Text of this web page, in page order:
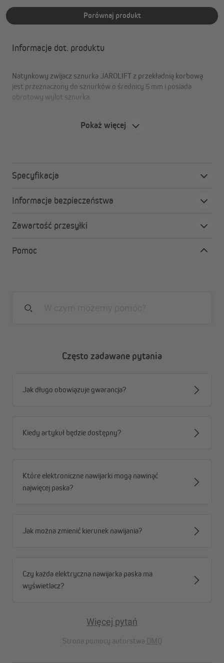
Porównaj produkt
Informacje dot. produktu
Natynkowy zwijacz sznurka JAROLIFT z przekładnią korbową
jest przeznaczony do sznurków o średnicy 5 mm i posiada
obrotowy wylot sznurka.
Pokaż więcej
Specyfikacja
Informacje bezpieczeństwa
Zawartość przesyłki
Pomoc
Często zadawane pytania
Jak długo obowiązuje gwarancja?
Kiedy artykuł będzie dostępny?
Które elektroniczne nawijarki mogą nawinąć
najwięcej paska?
Jak można zmienić kierunek nawijania?
Czy każda elektryczna nawijarka paska ma
wyświetlacz?
Więcej pytań
Strona pomocy autorstwa OMQ